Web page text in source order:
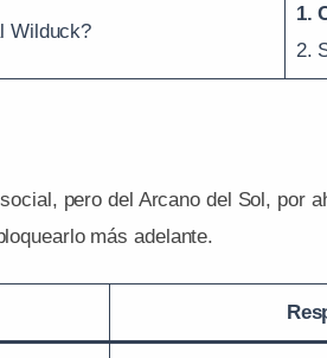
Wilduck?
1.
2.
pero del Arcano del Sol, por
más adelante.